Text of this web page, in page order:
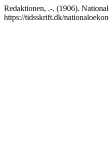
Redaktionen, .-. (1906).
https://tidsskrift.dk/